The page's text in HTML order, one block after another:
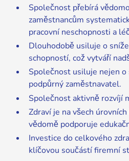
Společnost přebírá
zaměstnancům
pracovní neschopnosti a
Dlouhodobě usiluje o
schopností, což vytváří
Společnost usiluje nejen o
podpůrný zaměstnavatel.
Společnost aktivně rozvíjí
Zdraví je na všech
vědomě podporuje
Investice do celkového
klíčovou součástí firemní